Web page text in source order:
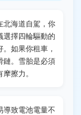
北海道自駕，你
選擇四輪驅動的
如果你租車，
鏈。雪胎是必須
擦力。
導致電池電量不